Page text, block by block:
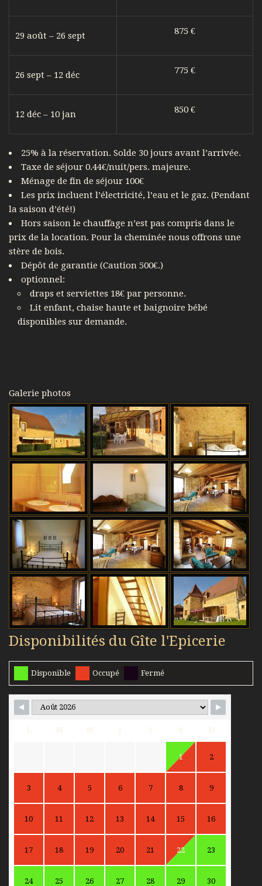
29 août – 26 sept 875 €
26 sept – 12 déc 775 €
12 déc – 10 jan 850 €
25% à la réservation. Solde 30 jours avant l’arrivée.
Taxe de séjour 0.44€/nuit/pers. majeure.
Ménage de fin de séjour 100€
Les prix incluent l’électricité, l’eau et le gaz. (Pendant
la saison d’été!)
Hors saison le chauffage n’est pas compris dans le
prix de la location. Pour la cheminée nous offrons une
stère de bois.
Dépôt de garantie (Caution 500€.)
optionnel:
draps et serviettes 18€ par personne.
Lit enfant, chaise haute et baignoire bébé
disponibles sur demande.
Galerie photos
Disponibilités du Gîte l'Epicerie
Disponible Occupé Fermé
L M M J V S D
1 2
3 4 5 6 7 8 9
10 11 12 13 14 15 16
17 18 19 20 21 22 23
24 25 26 27 28 29 30